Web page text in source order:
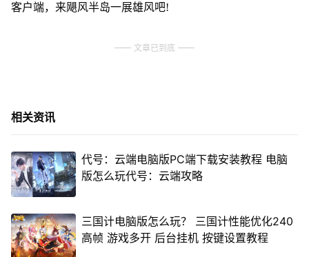
客户端，来飓风半岛一展雄风吧!
文章已到底
相关资讯
代号：云端电脑版PC端下载安装教程 电脑
版怎么玩代号：云端攻略
三国计电脑版怎么玩？ 三国计性能优化240
高帧 游戏多开 后台挂机 按键设置教程